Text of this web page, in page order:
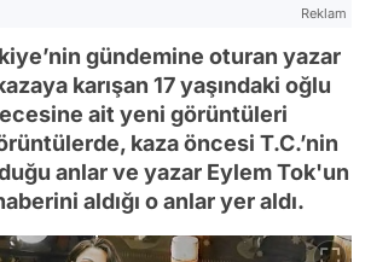
Reklam
gündemine oturan yazar
karışan 17 yaşındaki oğlu
ait yeni görüntüleri
kaza öncesi T.C.’nin
anlar ve yazar Eylem Tok'un
aldığı o anlar yer aldı.